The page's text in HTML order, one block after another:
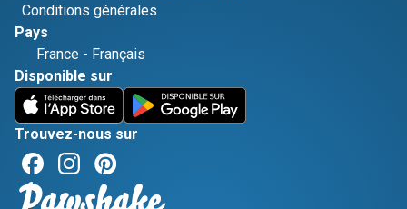
Conditions générales
Pays
France - Français
Disponible sur
Trouvez-nous sur